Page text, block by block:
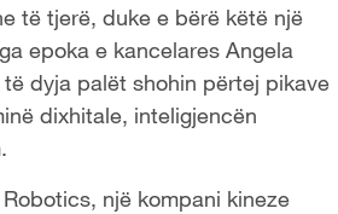
të tjerë, duke e bërë këtë një
epoka e kancelares Angela
dyja palët shohin përtej pikave
dixhitale, inteligjencën
një kompani kineze